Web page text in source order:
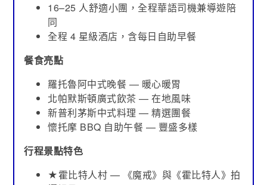
16–25 人舒適小團，全程華語司機兼導遊陪
同
全程 4 星級酒店，含每日自助早餐
餐食亮點
羅托魯阿中式晚餐 — 暖心暖胃
北帕默斯頓廣式飲茶 — 在地風味
新普利茅斯中式料理 — 精選團餐
懷托摩 BBQ 自助午餐 — 豐盛多樣
行程景點特色
★霍比特人村 — 《魔戒》與《霍比特人》拍